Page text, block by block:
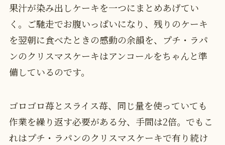
果汁が染み出しケーキを一つにまとめあげてい
く。ご馳走でお腹いっぱいになり、残りのケーキ
を翌朝に食べたときの感動の余韻を、プチ・ラパ
ンのクリスマスケーキはアンコールをちゃんと準
備しているのです。
ゴロゴロ苺とスライス苺、同じ量を使っていても
作業を繰り返す必要がある分、手間は2倍。でもこ
れはプチ・ラパンのクリスマスケーキで有り続け